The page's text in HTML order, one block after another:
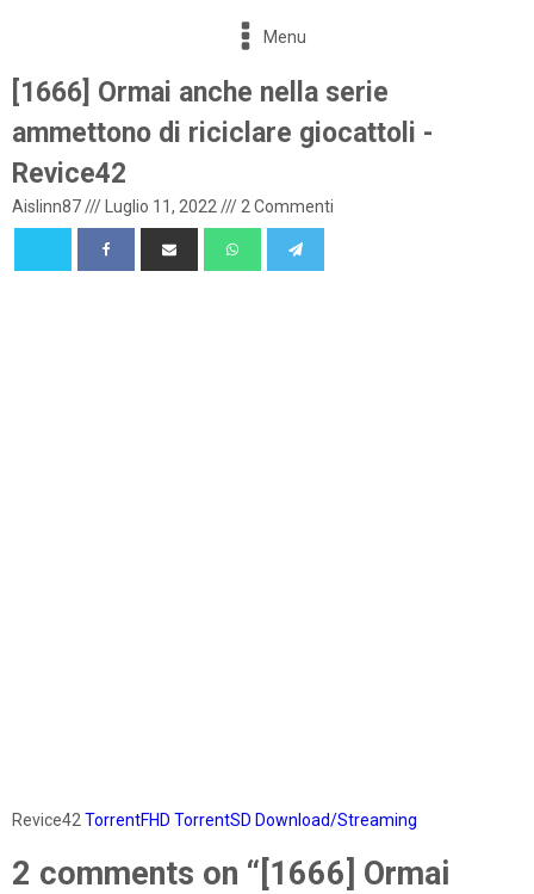
Menu
[1666] Ormai anche nella serie
ammettono di riciclare giocattoli -
Revice42
Aislinn87/// Luglio 11, 2022 /// 2 Commenti
Revice42 TorrentFHD TorrentSD Download/Streaming
2 comments on “[1666] Ormai